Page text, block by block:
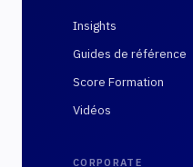
Insights
Guides de référence
Score Formation
Vidéos
CORPORATE